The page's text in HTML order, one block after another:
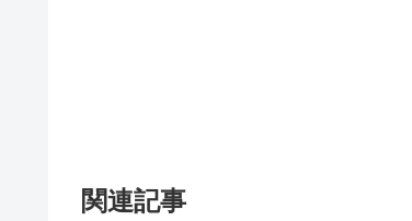
関連記事